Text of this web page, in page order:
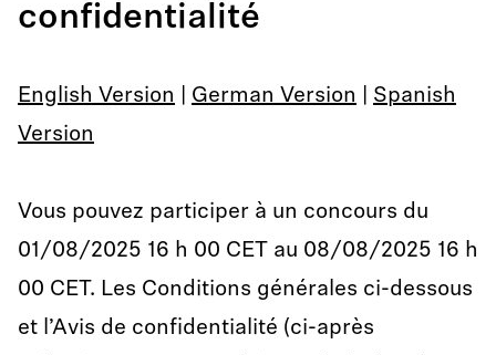
confidentialité
English Version German Version
Spanish
Version
Vous pouvez participer à un concours du
01/08/2025 16 h 00 CET au 08/08/2025 16 h
00 CET. Les Conditions générales ci-dessous
et l’Avis de confidentialité (ci-après